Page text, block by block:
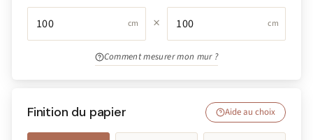
cm × cm
Comment mesurer mon mur ?
Finition du papier Aide au choix